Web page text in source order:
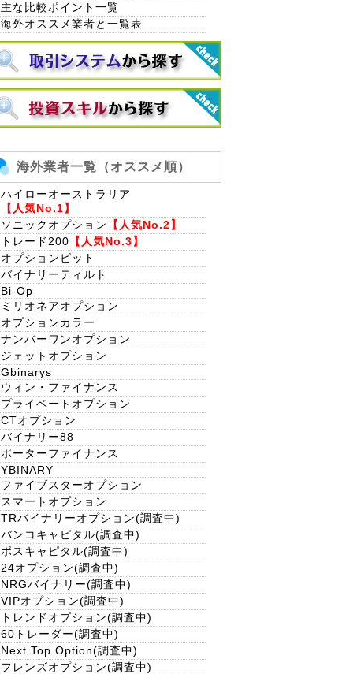
主な比較ポイント一覧
海外オススメ業者と一覧表
海外業者一覧（オススメ順）
ハイローオーストラリア
【人気No.1】
ソニックオプション
【人気No.2】
トレード200 【人気No.3】
オプションビット
バイナリーティルト
Bi-Op
ミリオネアオプション
オプションカラー
ナンバーワンオプション
ジェットオプション
Gbinarys
ウィン・ファイナンス
プライベートオプション
CTオプション
バイナリー88
ポーターファイナンス
YBINARY
ファイブスターオプション
スマートオプション
TRバイナリーオプション(調査中)
バンコキャピタル(調査中)
ボスキャピタル(調査中)
24オプション(調査中)
NRGバイナリー(調査中)
VIPオプション(調査中)
トレンドオプション(調査中)
60トレーダー(調査中)
Next Top Option(調査中)
フレンズオプション(調査中)